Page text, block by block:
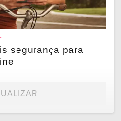
segurança para